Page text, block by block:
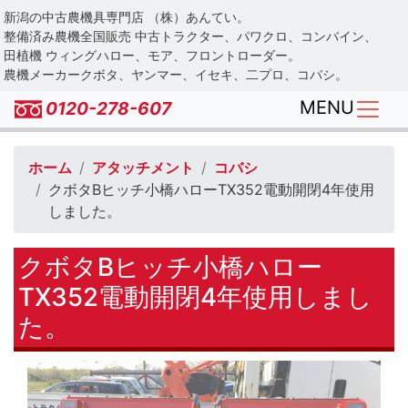
Skip
to
main
content
新潟の中古農機具専門店 （株）あんてい。
整備済み農機全国販売 中古トラクター、パワクロ、コンバイン、
田植機 ウィングハロー、モア、フロントローダー。
農機メーカークボタ、ヤンマー、イセキ、二プロ、コバシ。
0120-278-607 MENU
ホーム アタッチメント
コバシ
クボタBヒッチ小橋ハローTX352電動開閉4年使用
しました。
クボタBヒッチ小橋ハロー
TX352電動開閉4年使用しまし
た。